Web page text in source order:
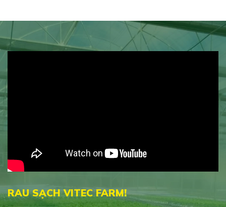
RAU SẠCH VITEC FARM!